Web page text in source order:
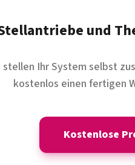
und
stellen Ihr System selbst
kostenlos einen fertigen
Kostenlose